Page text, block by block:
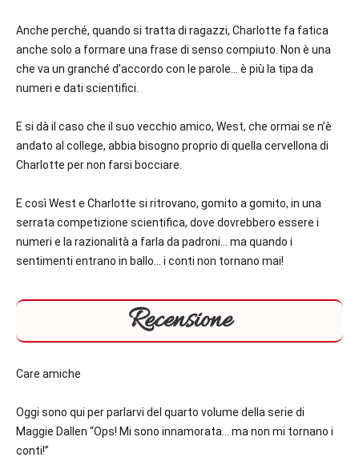
Anche perché, quando si tratta di ragazzi, Charlotte fa fatica
anche solo a formare una frase di senso compiuto. Non è una
che va un granché d’accordo con le parole… è più la tipa da
numeri e dati scientifici.
E si dà il caso che il suo vecchio amico, West, che ormai se n’è
andato al college, abbia bisogno proprio di quella cervellona di
Charlotte per non farsi bocciare.
E così West e Charlotte si ritrovano, gomito a gomito, in una
serrata competizione scientifica, dove dovrebbero essere i
numeri e la razionalità a farla da padroni… ma quando i
sentimenti entrano in ballo… i conti non tornano mai!
Recensione
Care amiche
Oggi sono qui per parlarvi del quarto volume della serie di
Maggie Dallen “Ops! Mi sono innamorata… ma non mi tornano i
conti!”